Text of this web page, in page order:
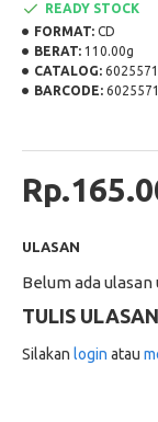
READY STOCK
FORMAT: CD
BERAT: 110.00g
CATALOG:
BARCODE:
ULASAN
Belum ada
TULIS ULASAN
Silakan login atau